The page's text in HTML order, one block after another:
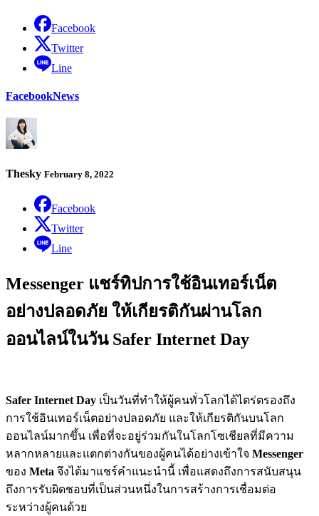
Facebook
Twitter
Line
FacebookNews
Thesky February 8, 2022
Facebook
Twitter
Line
Messenger แชร์ทิปการใช้อินเทอร์เน็ต
อย่างปลอดภัย ให้เกียรติกันผ่านโลก
ออนไลน์ในวัน Safer Internet Day
Safer Internet Day เป็นวันที่ทำให้ผู้คนทั่วโลกได้ไตร่ตรองถึง
การใช้อินเทอร์เน็ตอย่างปลอดภัย และให้เกียรติกันบนโลก
ออนไลน์มากขึ้น เพื่อที่จะอยู่ร่วมกันในโลกโซเชียลที่มีความ
หลากหลายและแตกต่างกันของผู้คนได้อย่างเข้าใจ Messenger
ของ Meta จึงได้มาแชร์คำแนะนำนี้ เพื่อแสดงถึงการสนับสนุน
ถึงการรับผิดชอบที่เป็นส่วนหนึ่งในการสร้างการเชื่อมต่อ
ระหว่างผู้คนด้วย